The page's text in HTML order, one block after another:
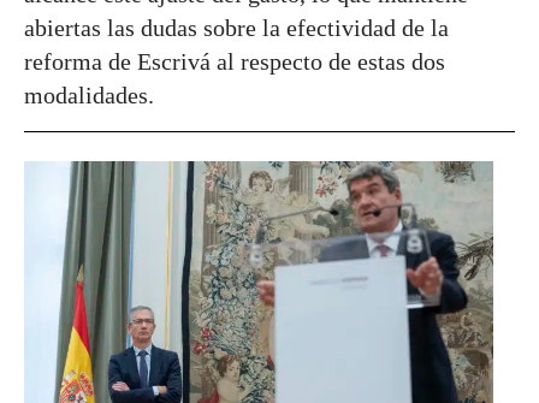
abiertas las dudas sobre la efectividad de la
reforma de Escrivá al respecto de estas dos
modalidades.